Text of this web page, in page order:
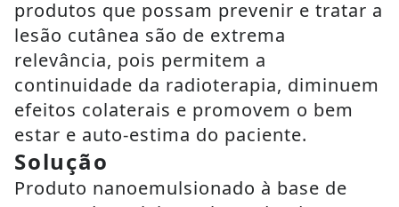
produtos que possam prevenir e tratar a
lesão cutânea são de extrema
relevância, pois permitem a
continuidade da radioterapia, diminuem
efeitos colaterais e promovem o bem
estar e auto-estima do paciente.
Solução
Produto nanoemulsionado à base de